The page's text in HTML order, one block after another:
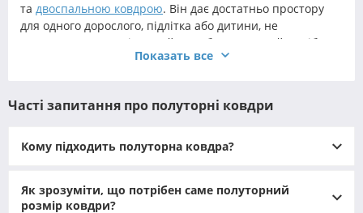
та двоспальною ковдрою. Він дає достатньо простору
для одного дорослого, підлітка або дитини, не
перевантажуючи ліжко зайвим обсягом. Такий виріб
зручний для підліткових кімнат, гостьових спалень,
Правильно підібрана ковдра полуторна створює
мерзнути, не провокує перегрів, добре дихає та служить
полуторні ковдри з різними наповнювачами, щільністю
та сезонністю, тому під кожен запит можна знайти свою
Показать все
Часті запитання про полуторні ковдри
Кому підходить полуторна ковдра?
Як зрозуміти, що потрібен саме полуторний
розмір ковдри?